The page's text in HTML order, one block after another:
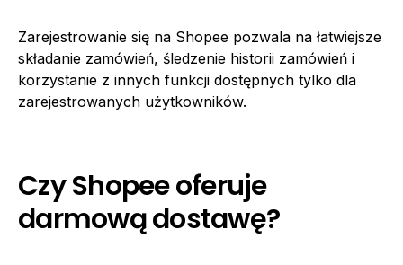
Zarejestrowanie się na Shopee pozwala na łatwiejsze
składanie zamówień, śledzenie historii zamówień i
korzystanie z innych funkcji dostępnych tylko dla
zarejestrowanych użytkowników.
Czy Shopee oferuje
darmową dostawę?